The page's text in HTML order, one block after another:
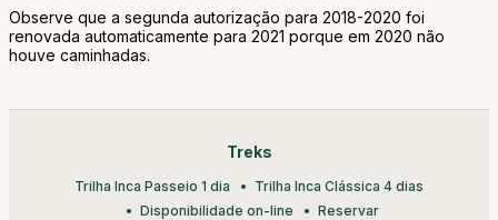
Observe que a segunda autorização para 2018-2020 foi
renovada automaticamente para 2021 porque em 2020 não
houve caminhadas.
Treks
Trilha Inca Passeio 1 dia
Trilha Inca Clássica 4 dias
Disponibilidade on-line
Reservar